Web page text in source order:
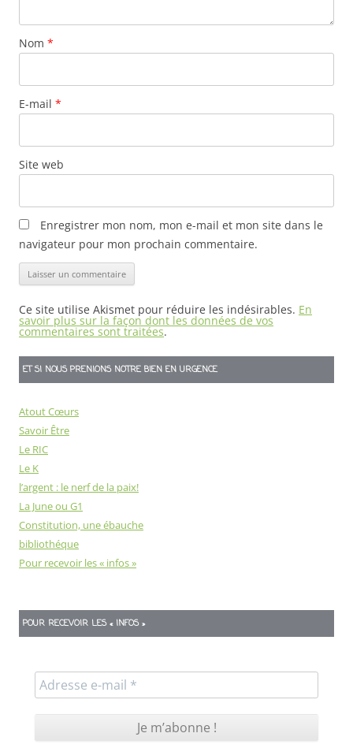
Nom *
E-mail *
Site web
Enregistrer mon nom, mon e-mail et mon site dans le
navigateur pour mon prochain commentaire.
Ce site utilise Akismet pour réduire les indésirables. En
savoir plus sur la façon dont les données de vos
commentaires sont traitées.
ET SI NOUS PRENIONS NOTRE BIEN EN URGENCE
Atout Cœurs
Savoir Être
Le RIC
Le K
l’argent : le nerf de la paix!
La June ou G1
Constitution, une ébauche
bibliothéque
Pour recevoir les « infos »
POUR RECEVOIR LES « INFOS »